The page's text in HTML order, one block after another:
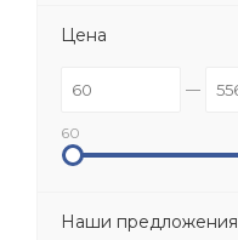
Цена
60
Наши предложения